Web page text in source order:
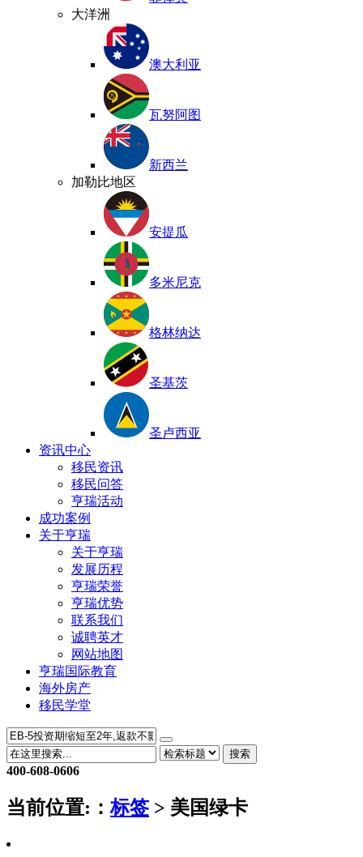
大洋洲
澳大利亚
瓦努阿图
新西兰
加勒比地区
安提瓜
多米尼克
格林纳达
圣基茨
圣卢西亚
资讯中心
移民资讯
移民问答
亨瑞活动
成功案例
关于亨瑞
关于亨瑞
发展历程
亨瑞荣誉
亨瑞优势
联系我们
诚聘英才
网站地图
亨瑞国际教育
海外房产
移民学堂
搜索
400-608-0606
当前位置: ：标签 > 美国绿卡